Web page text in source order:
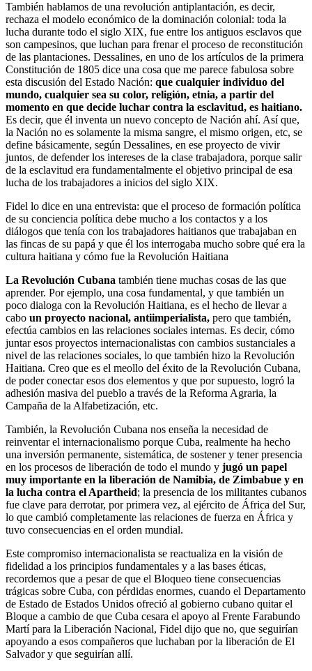
También hablamos de una revolución antiplantación, es decir,
rechaza el modelo económico de la dominación colonial: toda la
lucha durante todo el siglo XIX, fue entre los antiguos esclavos que
son campesinos, que luchan para frenar el proceso de reconstitución
de las plantaciones. Dessalines, en uno de los artículos de la primera
Constitución de 1805 dice una cosa que me parece fabulosa sobre
esta discusión del Estado Nación: que cualquier individuo del
mundo, cualquier sea su color, religión, etnia, a partir del
momento en que decide luchar contra la esclavitud, es haitiano.
Es decir, que él inventa un nuevo concepto de Nación ahí. Así que,
la Nación no es solamente la misma sangre, el mismo origen, etc, se
define básicamente, según Dessalines, en ese proyecto de vivir
juntos, de defender los intereses de la clase trabajadora, porque salir
de la esclavitud era fundamentalmente el objetivo principal de esa
lucha de los trabajadores a inicios del siglo XIX.
Fidel lo dice en una entrevista: que el proceso de formación política
de su conciencia política debe mucho a los contactos y a los
diálogos que tenía con los trabajadores haitianos que trabajaban en
las fincas de su papá y que él los interrogaba mucho sobre qué era la
cultura haitiana y cómo fue la Revolución Haitiana
La Revolución Cubana también tiene muchas cosas de las que
aprender. Por ejemplo, una cosa fundamental, y que también un
poco dialoga con la Revolución Haitiana, es el hecho de llevar a
cabo un proyecto nacional, antiimperialista, pero que también,
efectúa cambios en las relaciones sociales internas. Es decir, cómo
juntar esos proyectos internacionalistas con cambios sustanciales a
nivel de las relaciones sociales, lo que también hizo la Revolución
Haitiana. Creo que es el meollo del éxito de la Revolución Cubana,
de poder conectar esos dos elementos y que por supuesto, logró la
adhesión masiva del pueblo a través de la Reforma Agraria, la
Campaña de la Alfabetización, etc.
También, la Revolución Cubana nos enseña la necesidad de
reinventar el internacionalismo porque Cuba, realmente ha hecho
una inversión permanente, sistemática, de sostener y tener presencia
en los procesos de liberación de todo el mundo y jugó un papel
muy importante en la liberación de Namibia, de Zimbabue y en
la lucha contra el Apartheid; la presencia de los militantes cubanos
fue clave para derrotar, por primera vez, al ejército de África del Sur,
lo que cambió completamente las relaciones de fuerza en África y
tuvo consecuencias en el orden mundial.
Este compromiso internacionalista se reactualiza en la visión de
fidelidad a los principios fundamentales y a las bases éticas,
recordemos que a pesar de que el Bloqueo tiene consecuencias
trágicas sobre Cuba, con pérdidas enormes, cuando el Departamento
de Estado de Estados Unidos ofreció al gobierno cubano quitar el
Bloque a cambio de que Cuba cesara el apoyo al Frente Farabundo
Martí para la Liberación Nacional, Fidel dijo que no, que seguirían
apoyando a esos compañeros que luchaban por la liberación de El
Salvador y que seguirían allí.